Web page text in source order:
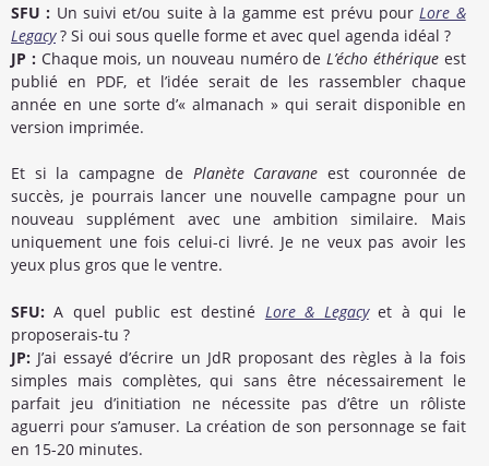
SFU : Un suivi et/ou suite à la gamme est prévu pourLore &
Legacy? Si oui sous quelle forme et avec quel agenda idéal ?
JP : Chaque mois, un nouveau numéro deL’écho éthériqueest
publié en PDF, et l’idée serait de les rassembler chaque
année en une sorte d’« almanach » qui serait disponible en
version imprimée.
Et si la campagne de Planète Caravane est couronnée de
succès, je pourrais lancer une nouvelle campagne pour un
nouveau supplément avec une ambition similaire. Mais
uniquement une fois celui-ci livré. Je ne veux pas avoir les
yeux plus gros que le ventre.
SFU: A quel public est destiné Lore & Legacyet à qui le
proposerais-tu ?
JP: J’ai essayé d’écrire un JdR proposant des règles à la fois
simples mais complètes, qui sans être nécessairement le
parfait jeu d’initiation ne nécessite pas d’être un rôliste
aguerri pour s’amuser. La création de son personnage se fait
en 15-20 minutes.